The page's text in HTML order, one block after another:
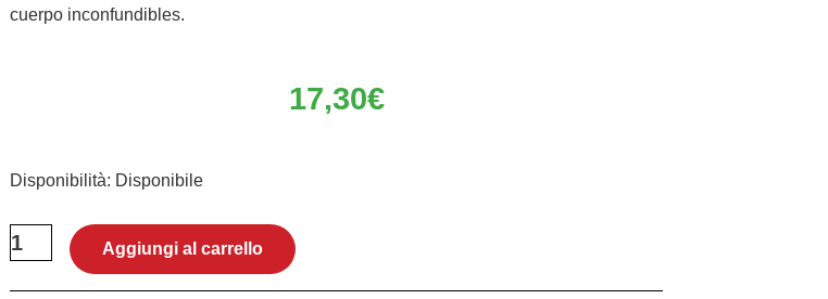
cuerpo inconfundibles.
17,30€
Disponibilità: Disponibile
Café
Qualità
Rossa
2x250g
Aggiungi al carrello